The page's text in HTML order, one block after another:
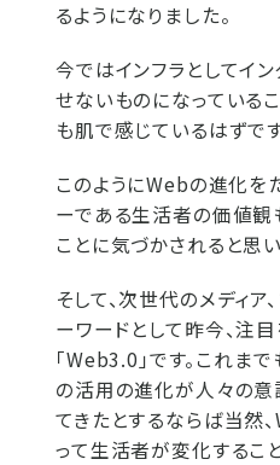
るようになりました。
今ではインフラとしてイ
せないものになっている
も肌で感じているはずです
このようにWebの進化を
ーである生活者の価値観
ことに気づかされると思い
そして、次世代のメディ
ーワードとして昨今、注
「Web3.0」です。これま
の活用の進化が人々の
てきたとするならば当然
って生活者が変化するこ